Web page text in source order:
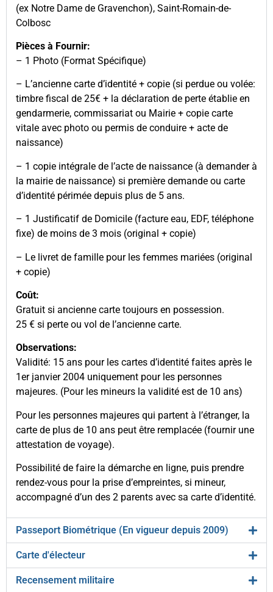
(ex Notre Dame de Gravenchon), Saint-Romain-de-
Colbosc
Pièces à Fournir:
– 1 Photo (Format Spécifique)
– L’ancienne carte d’identité + copie (si perdue ou volée:
timbre fiscal de 25€ + la déclaration de perte établie en
gendarmerie, commissariat ou Mairie + copie carte
vitale avec photo ou permis de conduire + acte de
naissance)
– 1 copie intégrale de l’acte de naissance (à demander à
la mairie de naissance) si première demande ou carte
d’identité périmée depuis plus de 5 ans.
– 1 Justificatif de Domicile (facture eau, EDF, téléphone
fixe) de moins de 3 mois (original + copie)
– Le livret de famille pour les femmes mariées (original
+ copie)
Coût:
Gratuit si ancienne carte toujours en possession.
25 € si perte ou vol de l’ancienne carte.
Observations:
Validité: 15 ans pour les cartes d’identité faites après le
1er janvier 2004 uniquement pour les personnes
majeures. (Pour les mineurs la validité est de 10 ans)
Pour les personnes majeures qui partent à l’étranger, la
carte de plus de 10 ans peut être remplacée (fournir une
attestation de voyage).
Possibilité de faire la démarche en ligne, puis prendre
rendez-vous pour la prise d’empreintes, si mineur,
accompagné d’un des 2 parents avec sa carte d’identité.
Passeport Biométrique (En vigueur depuis 2009)
Carte d'électeur
Recensement militaire